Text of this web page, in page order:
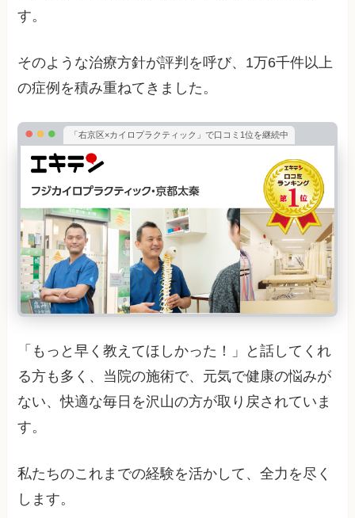
す。
そのような治療方針が評判を呼び、1万6千件以上
の症例を積み重ねてきました。
「右京区×カイロプラクティック」で口コミ1位を継続中
「もっと早く教えてほしかった！」と話してくれ
る方も多く、当院の施術で、元気で健康の悩みが
ない、快適な毎日を沢山の方が取り戻されていま
す。
私たちのこれまでの経験を活かして、全力を尽く
します。